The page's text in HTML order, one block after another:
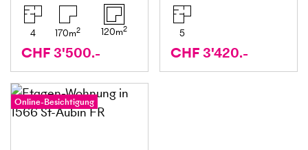
4 170m2 120m2
CHF 3'500.-
5
CHF 3'420.-
Online-Besichtigung